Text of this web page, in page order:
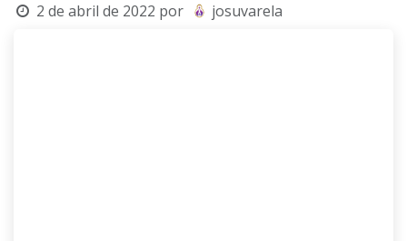
2 de abril de 2022 por josuvarela